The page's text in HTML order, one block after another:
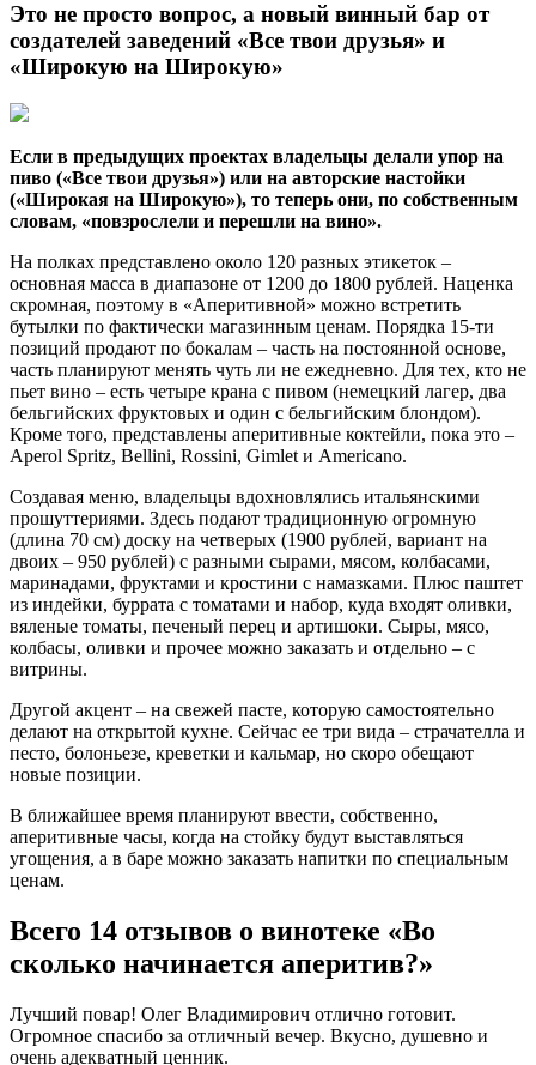
Это не просто вопрос, а новый винный бар от
создателей заведений «Все твои друзья» и
«Широкую на Широкую»
Если в предыдущих проектах владельцы делали упор на
пиво («Все твои друзья») или на авторские настойки
(«Широкая на Широкую»), то теперь они, по собственным
словам, «повзрослели и перешли на вино».
На полках представлено около 120 разных этикеток –
основная масса в диапазоне от 1200 до 1800 рублей. Наценка
скромная, поэтому в «Аперитивной» можно встретить
бутылки по фактически магазинным ценам. Порядка 15-ти
позиций продают по бокалам – часть на постоянной основе,
часть планируют менять чуть ли не ежедневно. Для тех, кто не
пьет вино – есть четыре крана с пивом (немецкий лагер, два
бельгийских фруктовых и один с бельгийским блондом).
Кроме того, представлены аперитивные коктейли, пока это –
Aperol Spritz, Bellini, Rossini, Gimlet и Americano.
Создавая меню, владельцы вдохновлялись итальянскими
прошуттериями. Здесь подают традиционную огромную
(длина 70 см) доску на четверых (1900 рублей, вариант на
двоих – 950 рублей) с разными сырами, мясом, колбасами,
маринадами, фруктами и кростини с намазками. Плюс паштет
из индейки, буррата с томатами и набор, куда входят оливки,
вяленые томаты, печеный перец и артишоки. Сыры, мясо,
колбасы, оливки и прочее можно заказать и отдельно – с
витрины.
Другой акцент – на свежей пасте, которую самостоятельно
делают на открытой кухне. Сейчас ее три вида – страчателла и
песто, болоньезе, креветки и кальмар, но скоро обещают
новые позиции.
В ближайшее время планируют ввести, собственно,
аперитивные часы, когда на стойку будут выставляться
угощения, а в баре можно заказать напитки по специальным
ценам.
Всего 14 отзывов о винотеке «Во
сколько начинается аперитив?»
Лучший повар! Олег Владимирович отлично готовит.
Огромное спасибо за отличный вечер. Вкусно, душевно и
очень адекватный ценник.